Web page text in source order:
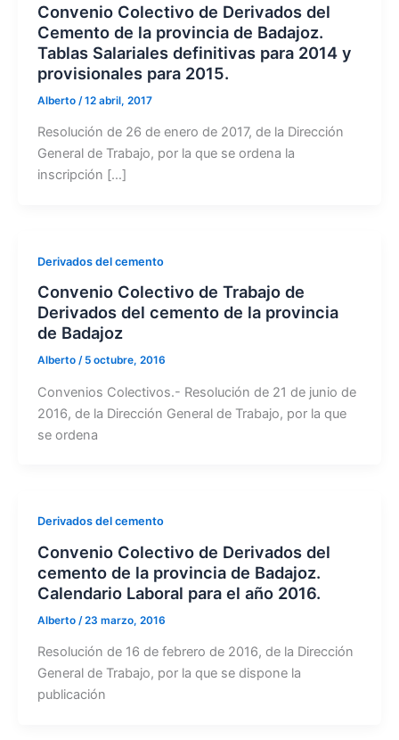
Convenio Colectivo de Derivados del
Cemento de la provincia de Badajoz.
Tablas Salariales definitivas para 2014 y
provisionales para 2015.
Alberto /12 abril, 2017
Resolución de 26 de enero de 2017, de la Dirección
General de Trabajo, por la que se ordena la
inscripción […]
Derivados del cemento
Convenio Colectivo de Trabajo de
Derivados del cemento de la provincia
de Badajoz
Alberto / 5 octubre, 2016
Convenios Colectivos.- Resolución de 21 de junio de
2016, de la Dirección General de Trabajo, por la que
se ordena
Derivados del cemento
Convenio Colectivo de Derivados del
cemento de la provincia de Badajoz.
Calendario Laboral para el año 2016.
Alberto /23 marzo, 2016
Resolución de 16 de febrero de 2016, de la Dirección
General de Trabajo, por la que se dispone la
publicación